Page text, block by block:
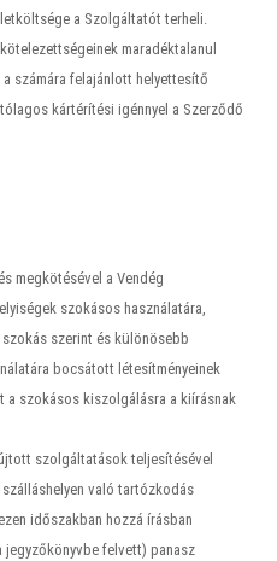
a Szolgáltatót terheli.
maradéktalanul
számára felajánlott helyettesítő
kártérítési igénnyel a Szerződő
megkötésével a Vendég
szokásos használatára,
szerint és különösebb
bocsátott létesítményeinek
a szokásos kiszolgálásra a kiírásnak
szolgáltatások teljesítésével
való tartózkodás
időszakban hozzá írásban
felvett) panasz